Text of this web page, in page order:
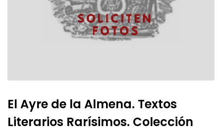
El Ayre de la Almena. Textos
Literarios Rarísimos. Colección